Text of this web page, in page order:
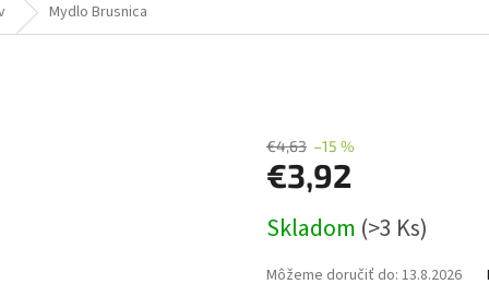
Mydlo Brusnica
€4,63 –15 %
€3,92
cena:
Skladom (>3 Ks)
Môžeme doručiť do: 13.8.2026